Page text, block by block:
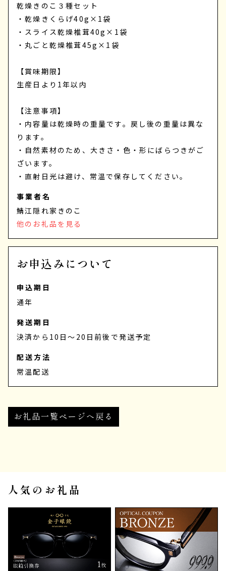
乾燥きのこ３種セット
・乾燥きくらげ40g×1袋
・スライス乾燥椎茸40g×1袋
・丸ごと乾燥椎茸45g×1袋
【賞味期限】
生産日より1年以内
【注意事項】
・内容量は乾燥時の重量です。戻し後の重量は異な
ります。
・自然素材のため、大きさ・色・形にばらつきがご
ざいます。
・直射日光は避け、常温で保存してください。
事業者名
鯖江隠れ家きのこ
他のお礼品を見る
お申込みについて
申込期日
通年
発送期日
決済から10日～20日前後で発送予定
配送方法
常温配送
お礼品一覧ページへ戻る
人気のお礼品